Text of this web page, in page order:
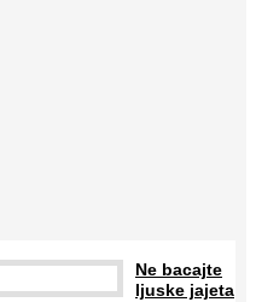
Ne bacajte
ljuske jajeta